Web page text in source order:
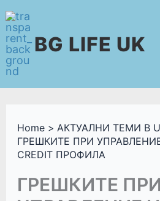
Skip
to
contentBG LIFE UK
Home
АКТУАЛНИ ТЕМИ В
ГРЕШКИТЕ ПРИ УПРАВЛЕНИЕ
CREDIT ПРОФИЛА
ГРЕШКИТЕ ПРИ